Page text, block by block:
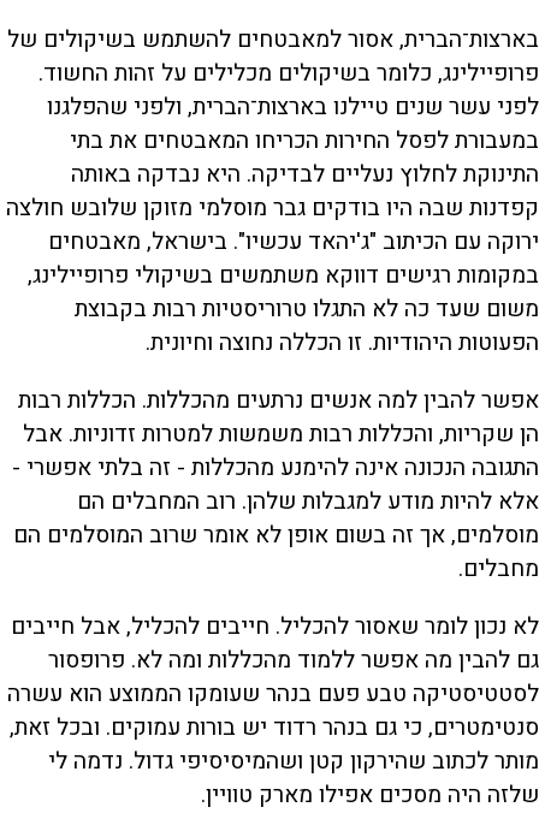
בארצות־הברית, אסור למאבטחים להשתמש בשיקולים של
פרופיילינג, כלומר בשיקולים מכלילים על זהות החשוד.
לפני עשר שנים טיילנו בארצות־הברית, ולפני שהפלגנו
במעבורת לפסל החירות הכריחו המאבטחים את בתי
התינוקת לחלוץ נעליים לבדיקה. היא נבדקה באותה
קפדנות שבה היו בודקים גבר מוסלמי מזוקן שלובש חולצה
ירוקה עם הכיתוב "ג'יהאד עכשיו". בישראל, מאבטחים
במקומות רגישים דווקא משתמשים בשיקולי פרופיילינג,
משום שעד כה לא התגלו טרוריסטיות רבות בקבוצת
הפעוטות היהודיות. זו הכללה נחוצה וחיונית.
אפשר להבין למה אנשים נרתעים מהכללות. הכללות רבות
הן שקריות, והכללות רבות משמשות למטרות זדוניות. אבל
התגובה הנכונה אינה להימנע מהכללות - זה בלתי אפשרי -
אלא להיות מודע למגבלות שלהן. רוב המחבלים הם
מוסלמים, אך זה בשום אופן לא אומר שרוב המוסלמים הם
מחבלים.
לא נכון לומר שאסור להכליל. חייבים להכליל, אבל חייבים
גם להבין מה אפשר ללמוד מהכללות ומה לא. פרופסור
לסטטיסטיקה טבע פעם בנהר שעומקו הממוצע הוא עשרה
סנטימטרים, כי גם בנהר רדוד יש בורות עמוקים. ובכל זאת,
מותר לכתוב שהירקון קטן ושהמיסיסיפי גדול. נדמה לי
שלזה היה מסכים אפילו מארק טוויין.